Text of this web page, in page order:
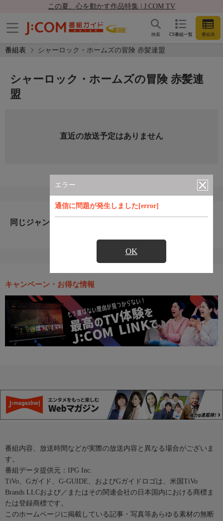
この夏、心を動かす作品特集 | J:COM TV
CS番組一覧 番組表
検索
番組表 シャーロック・ホームズの冒険 赤髪連盟
エラー
通信に問題が発生しました[error]
OK
シャーロック・ホームズの冒険 赤髪連
盟
直近の放送予定はありません
同じジャンルのおすすめ番組
キャンペーン・お得な情報
番組内容、放送時間などが実際の放送内容と異なる場合がございま
す。
番組データ提供元：IPG Inc.
TiVo、Gガイド、G-GUIDE、およびGガイドロゴは、米国TiVo
Brands LLCおよび／またはその関連会社の日本国内における商標ま
たは登録商標です。
このホームページに掲載している記事・写真等あらゆる素材の無断